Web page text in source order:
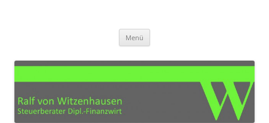
Witzenhausen – Mechernich
Umgebung
Menü